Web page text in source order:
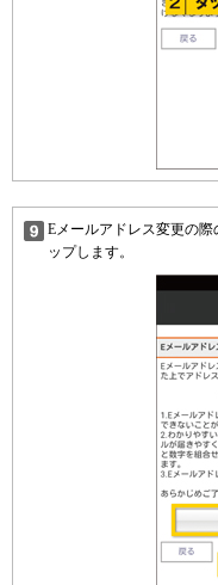
Eメールアドレス変更の
ップします。